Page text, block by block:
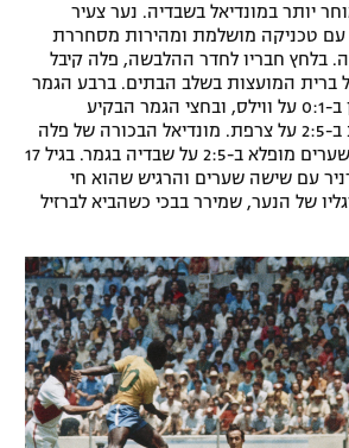
יותר במונדיאל בשבדיה. נער צעיר
טכניקה מושלמת ומהירות מסחררת
בלחץ חבריו לחדר ההלבשה, פלה קיבל
ברית המועצות בשלב הבתים. ברבע הגמר
כבש את שער הניצחון ב-0:1 על ווילס, ובחצי הגמר הבקיע
שלושער תוך 23 דקות ב-2:5 על צרפת. מונדיאל הבכורה של פלה
הסתיים עם עוד צמד שערים מופלא ב-2:5 על שבדיה בגמר. בגיל 17
עם שישה שערים והרגיש שהוא חי
של הנער, שמירר בבכי כשהביא לברזיל